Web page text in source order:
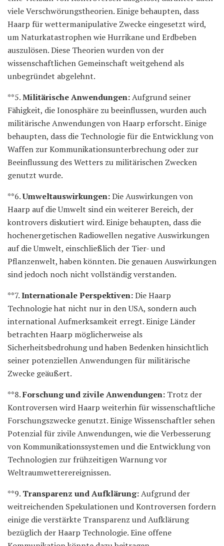
viele Verschwörungstheorien. Einige behaupten, dass
Haarp für wettermanipulative Zwecke eingesetzt wird,
um Naturkatastrophen wie Hurrikane und Erdbeben
auszulösen. Diese Theorien wurden von der
wissenschaftlichen Gemeinschaft weitgehend als
unbegründet abgelehnt.
**5.Militärische Anwendungen:Aufgrund seiner
Fähigkeit, die Ionosphäre zu beeinflussen, wurden auch
militärische Anwendungen von Haarp erforscht. Einige
behaupten, dass die Technologie für die Entwicklung von
Waffen zur Kommunikationsunterbrechung oder zur
Beeinflussung des Wetters zu militärischen Zwecken
genutzt wurde.
**6.Umweltauswirkungen:Die Auswirkungen von
Haarp auf die Umwelt sind ein weiterer Bereich, der
kontrovers diskutiert wird. Einige behaupten, dass die
hochenergetischen Radiowellen negative Auswirkungen
auf die Umwelt, einschließlich der Tier- und
Pflanzenwelt, haben könnten. Die genauen Auswirkungen
sind jedoch noch nicht vollständig verstanden.
**7.Internationale Perspektiven:Die Haarp
Technologie hat nicht nur in den USA, sondern auch
international Aufmerksamkeit erregt. Einige Länder
betrachten Haarp möglicherweise als
Sicherheitsbedrohung und haben Bedenken hinsichtlich
seiner potenziellen Anwendungen für militärische
Zwecke geäußert.
**8.Forschung und zivile Anwendungen: Trotz der
Kontroversen wird Haarp weiterhin für wissenschaftliche
Forschungszwecke genutzt. Einige Wissenschaftler sehen
Potenzial für zivile Anwendungen, wie die Verbesserung
von Kommunikationssystemen und die Entwicklung von
Technologien zur frühzeitigen Warnung vor
Weltraumwetterereignissen.
**9. Transparenz und Aufklärung:Aufgrund der
weitreichenden Spekulationen und Kontroversen fordern
einige die verstärkte Transparenz und Aufklärung
bezüglich der Haarp Technologie. Eine offene